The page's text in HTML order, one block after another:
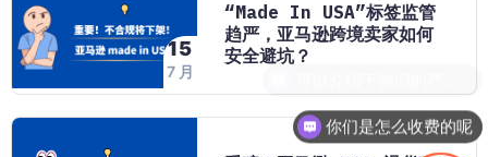
15
7 月
“Made In USA”标签监管
趋严，亚马逊跨境卖家如何
安全避坑？
你们是怎么收费的呢